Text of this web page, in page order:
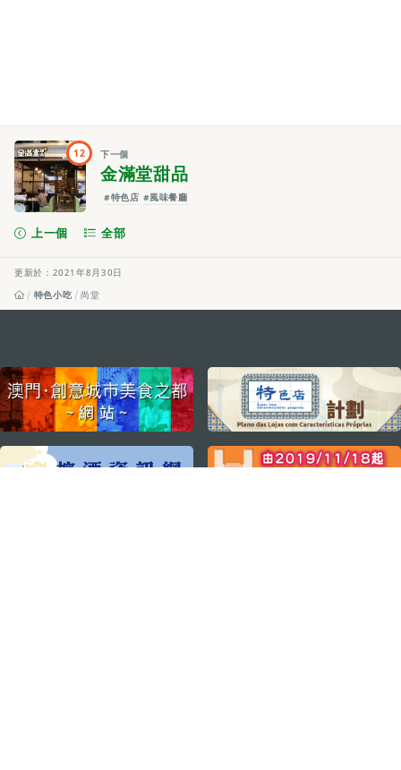
12 下一個
金滿堂甜品
#特色店 #風味餐廳
上一個 全部
更新於：2021年8月30日
特色小吃
尚堂
external links